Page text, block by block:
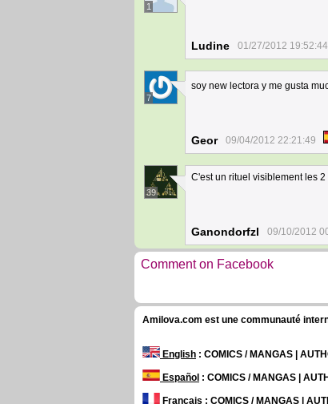
1
Ludine 01/27/2012 19:52:44
7
soy new lectora y me gusta
Geor 09/04/2012 22:21:49
39
C'est un rituel visiblement les
Ganondorfzl 09/10/2012
Comment on Facebook
Amilova.com est une communauté
English : COMICS / MANGAS |
Español : COMICS / MANGAS |
Français : COMICS / MANGAS |